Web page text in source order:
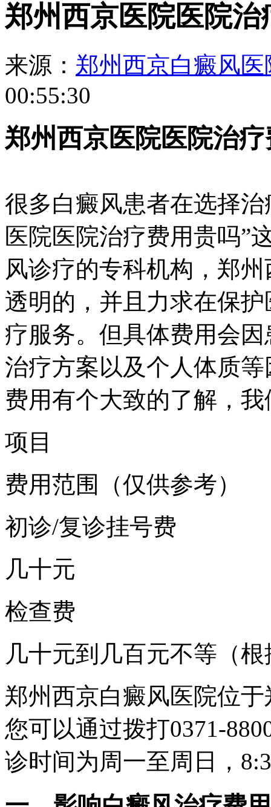
郑州西京医院医院治
来源： 郑州西京白癜风医
00:55:30
郑州西京医院医院治
很多白癜风患者在选择
医院医院治疗费用贵吗”
风诊疗的专科机构，郑
透明的，并且力求在保
疗服务。但具体费用会
治疗方案以及个人体质
费用有个大致的了解，
项目
费用范围（仅供参考）
初诊/复诊挂号费
几十元
检查费
几十元到几百元不等（
郑州西京白癜风医院位
您可以通过拨打0371-
诊时间为周一至周日，